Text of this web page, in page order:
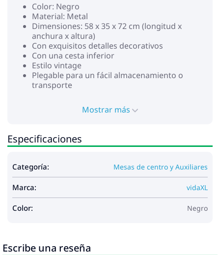
Color: Negro
Material: Metal
Dimensiones: 58 x 35 x 72 cm (longitud x
anchura x altura)
Con exquisitos detalles decorativos
Con una cesta inferior
Estilo vintage
Plegable para un fácil almacenamiento o
transporte
Mostrar más
Especificaciones
Categoría: Mesas de centro y Auxiliares
Marca: vidaXL
Color: Negro
Escribe una reseña